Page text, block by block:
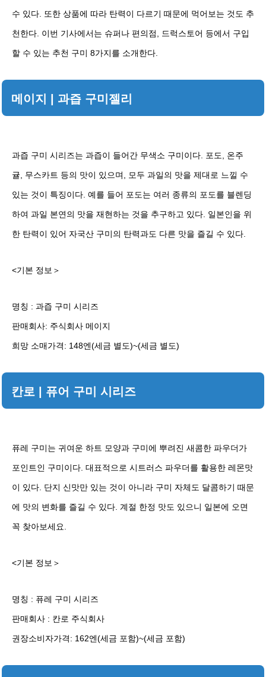
수 있다. 또한 상품에 따라 탄력이 다르기 때문에 먹어보는 것도 추
천한다. 이번 기사에서는 슈퍼나 편의점, 드럭스토어 등에서 구입
할 수 있는 추천 구미 8가지를 소개한다.
메이지 | 과즙 구미젤리
과즙 구미 시리즈는 과즙이 들어간 무색소 구미이다. 포도, 온주
귤, 무스카트 등의 맛이 있으며, 모두 과일의 맛을 제대로 느낄 수
있는 것이 특징이다. 예를 들어 포도는 여러 종류의 포도를 블렌딩
하여 과일 본연의 맛을 재현하는 것을 추구하고 있다. 일본인을 위
한 탄력이 있어 자국산 구미의 탄력과도 다른 맛을 즐길 수 있다.
<기본 정보＞
명칭 : 과즙 구미 시리즈
판매회사: 주식회사 메이지
희망 소매가격: 148엔(세금 별도)~(세금 별도)
칸로 | 퓨어 구미 시리즈
퓨레 구미는 귀여운 하트 모양과 구미에 뿌려진 새콤한 파우더가
포인트인 구미이다. 대표적으로 시트러스 파우더를 활용한 레몬맛
이 있다. 단지 신맛만 있는 것이 아니라 구미 자체도 달콤하기 때문
에 맛의 변화를 즐길 수 있다. 계절 한정 맛도 있으니 일본에 오면
꼭 찾아보세요.
<기본 정보＞
명칭 : 퓨레 구미 시리즈
판매회사 : 칸로 주식회사
권장소비자가격: 162엔(세금 포함)~(세금 포함)